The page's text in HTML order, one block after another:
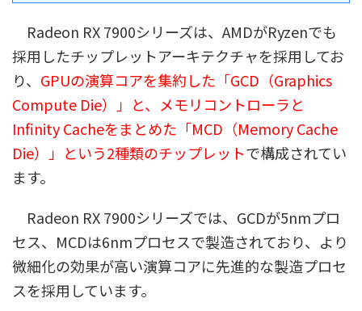
Radeon RX 7900シリーズは、AMDがRyzenでも
採用したチップレットアーキテクチャを採用してお
り、 GPUの演算コアを集約した「GCD（Graphics
Compute Die）」と、メモリコントローラと
Infinity Cacheをまとめた「MCD（Memory Cache
Die）」という2種類のチップレットで構成されてい
ます。
Radeon RX 7900シリーズでは、GCDが5nmプロ
セス、MCDは6nmプロセスで製造されており、より
微細化の効果が高い演算コアに先進的な製造プロセ
スを採用しています。